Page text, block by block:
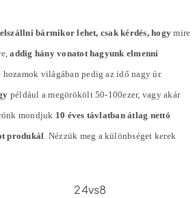
bármikor lehet, csak kérdés, hogy mire
addig hány vonatot hagyunk elmenni
hozamok világában pedig az idő nagy úr.
például a megörökölt 50-100ezer, vagy akár
mondjuk 10 éves távlatban átlag nettó
produkál. Nézzük meg a különbséget kerek